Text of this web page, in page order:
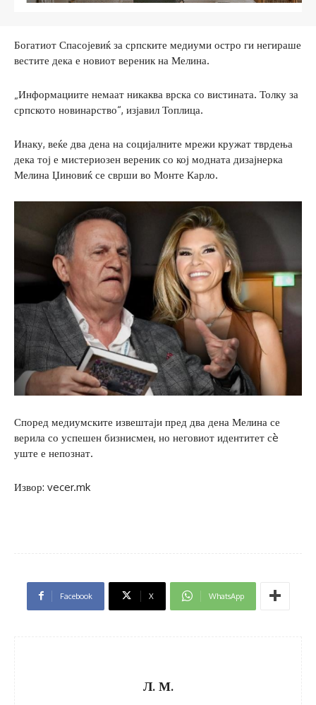
Богатиот Спасојевиќ за српските медиуми остро ги негираше
вестите дека е новиот вереник на Мелина.
„Информациите немаат никаква врска со вистината. Толку за
српското новинарство“, изјавил Топлица.
Инаку, веќе два дена на социјалните мрежи кружат тврдења
дека тој е мистериозен вереник со кој модната дизајнерка
Мелина Џиновиќ се сврши во Монте Карло.
Според медиумските извештаји пред два дена Мелина се
верила со успешен бизнисмен, но неговиот идентитет сè
уште е непознат.
Извор: vecer.mk
Facebook X WhatsApp
Л. М.